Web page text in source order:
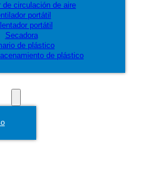
de circulación de aire
portátil
portátil
Secadora
de plástico
de plástico